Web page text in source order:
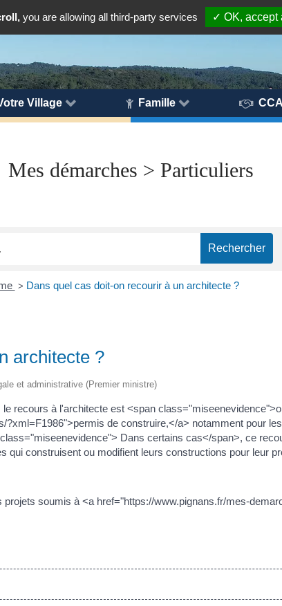
Village Famille
Mes démarches > Particuliers
> Dans quel cas doit-on recourir à un architecte ?
architecte ?
et administrative (Premier ministre)
recours à l'architecte est <span
de construire,</a> notamment pour
Dans certains cas</span>, ce
qui construisent ou modifient leurs constructions pour leur
soumis à <a href="https://www.pignans.fr/mes-
you are allowing all third-party services ✓ OK, accept